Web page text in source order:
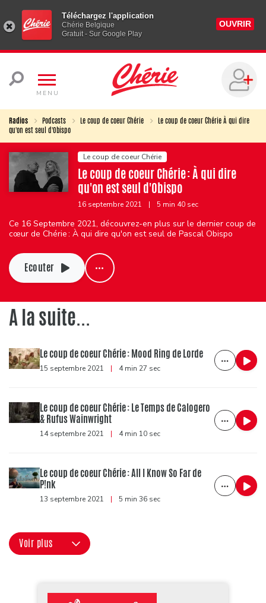
Téléchargez l'application
Chérie Belgique
Gratuit - Sur Google Play
OUVRIR
MENU
Radios Podcasts Le coup de coeur Chérie
Le coup de coeur Chérie À qui dire
qu'on est seul d'Obispo
Le coup de coeur Chérie
Le coup de coeur Chérie : À qui dire
qu'on est seul d'Obispo
16 septembre 2021 | 5 min 40 sec
Ce 16 Septembre 2021, découvrez-en plus sur le dernier coup de
cœur de Chérie : À qui dire qu'on est seul de Pascal Obispo
Ecouter
A la suite...
Le coup de coeur Chérie : Mood Ring de Lorde
15 septembre 2021 | 4 min 27 sec
Le coup de coeur Chérie : Le Temps de Calogero
& Rufus Wainwright
14 septembre 2021 | 4 min 10 sec
Le coup de coeur Chérie : All I Know So Far de
P!nk
13 septembre 2021 | 5 min 36 sec
Voir plus